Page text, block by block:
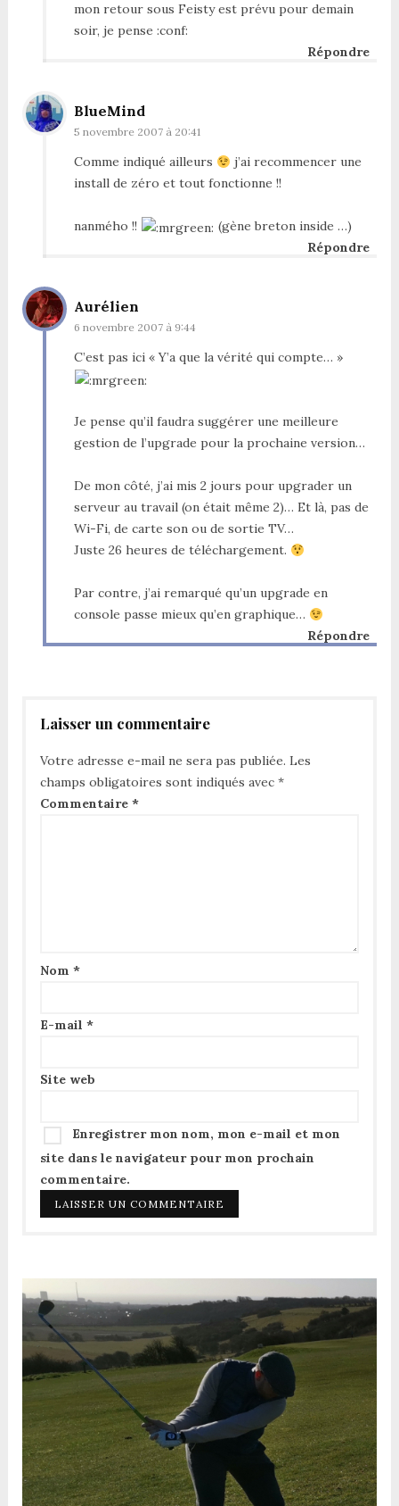
mon retour sous Feisty est prévu pour demain
soir, je pense :conf:
Répondre
BlueMind
5 novembre 2007 à 20:41
Comme indiqué ailleurs
j’ai recommencer une
install de zéro et tout fonctionne !!
nanmého !!
(gène breton inside …)
Répondre
Aurélien
6 novembre 2007 à 9:44
C’est pas ici « Y’a que la vérité qui compte… »
Je pense qu’il faudra suggérer une meilleure
gestion de l’upgrade pour la prochaine version…
De mon côté, j’ai mis 2 jours pour upgrader un
serveur au travail (on était même 2)… Et là, pas de
Wi-Fi, de carte son ou de sortie TV…
Juste 26 heures de téléchargement.
Par contre, j’ai remarqué qu’un upgrade en
console passe mieux qu’en graphique…
Répondre
Laisser un commentaire
Votre adresse e-mail ne sera pas publiée. Les
champs obligatoires sont indiqués avec *
Commentaire *
Nom *
E-mail *
Site web
Enregistrer mon nom, mon e-mail et mon
site dans le navigateur pour mon prochain
commentaire.